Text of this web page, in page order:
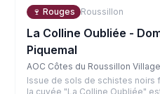
🍷 Rouges Roussillon
La Colline Oubliée -
Piquemal
AOC Côtes du Roussillon
Issue de sols de schistes noirs
la cuvée "La Colline Oubliée"